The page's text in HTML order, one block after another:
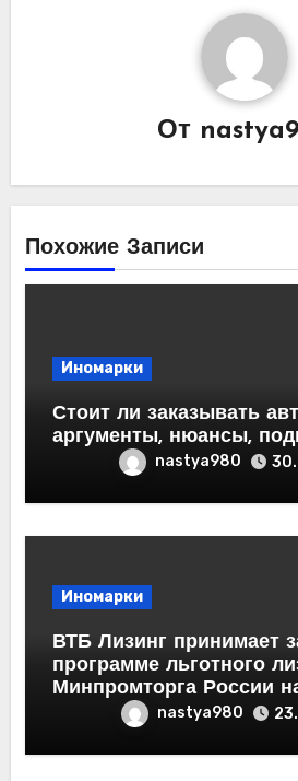
От
Похожие Записи
Иномарки
Стоит ли заказывать
аргументы, нюансы,
nastya980
Иномарки
ВТБ Лизинг принимает
программе льготного
Минпромторга России
nastya980